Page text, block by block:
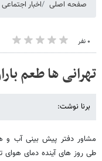
صفحه اصلی اخبار اجتماعی
۰ نفر
تهرانی ها طعم
برنا نوشت:
مشاور دفتر پیش بینی آب